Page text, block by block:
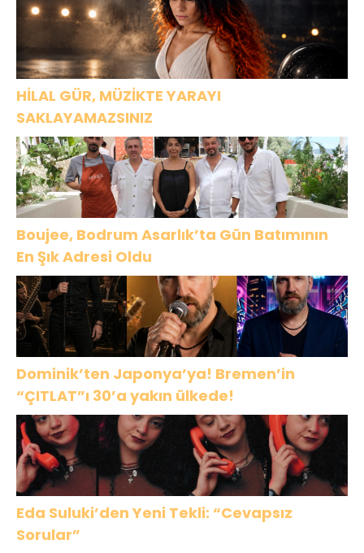
HİLAL GÜR, MÜZİKTE YARAYI
SAKLAYAMAZSINIZ
Boujee, Bodrum Asarlık’ta Gün Batımının
En Şık Adresi Oldu
Dominik’ten Japonya’ya! Bremen’in
“ÇITLAT”ı 30’a yakın ülkede!
Eda Suluki’den Yeni Tekli: “Cevapsız
Sorular”